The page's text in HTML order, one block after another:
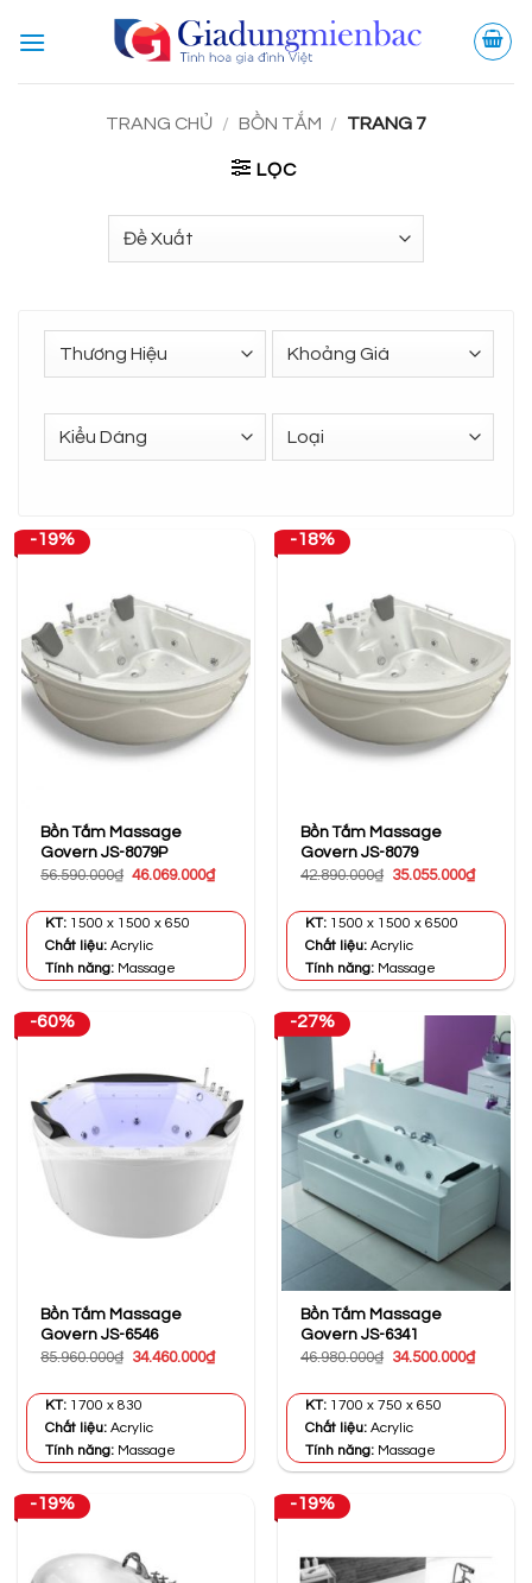
qua
TRANG CHỦ / BỒN TẮM / TRANG 7
LỌC
-19%
Bồn Tắm Massage
Govern JS-8079P
56.590.000₫ Giá
56.590.000₫.
46.069.000₫Giá
KT: 1500 x 1500 x 650
Chất liệu:Acrylic
Tính năng: Massage
-18%
Bồn Tắm Massage
Govern JS-8079
42.890.000₫ Giá
42.890.000₫.
35.055.000₫Giá
KT: 1500 x 1500 x 6500
Chất liệu: Acrylic
Tính năng: Massage
-60%
Bồn Tắm Massage
Govern JS-6546
85.960.000₫ Giá
85.960.000₫.
34.460.000₫Giá
KT: 1700 x 830
Chất liệu:Acrylic
Tính năng: Massage
-27%
Bồn Tắm Massage
Govern JS-6341
46.980.000₫ Giá
46.980.000₫.
34.500.000₫Giá
KT: 1700 x 750 x 650
Chất liệu:Acrylic
Tính năng: Massage
-19% -19%